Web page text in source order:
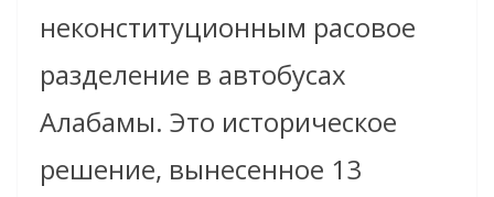
неконституционным расовое
разделение в автобусах
Алабамы. Это историческое
решение, вынесенное 13